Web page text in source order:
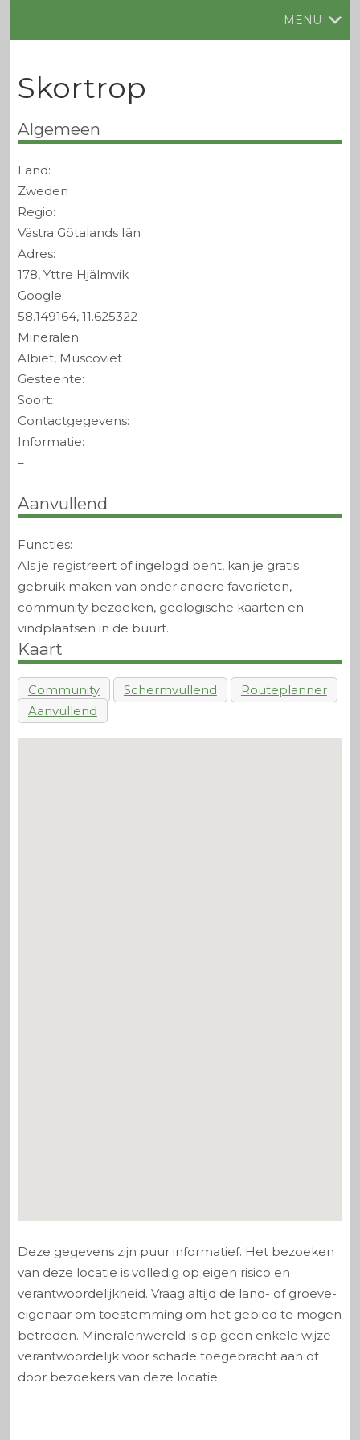
MENU
Skortrop
Algemeen
Land:
Zweden
Regio:
Västra Götalands Iän
Adres:
178, Yttre Hjälmvik
Google:
58.149164, 11.625322
Mineralen:
Albiet, Muscoviet
Gesteente:
Soort:
Contactgegevens:
Informatie:
–
Aanvullend
Functies:
Als je registreert of ingelogd bent, kan je gratis
gebruik maken van onder andere favorieten,
community bezoeken, geologische kaarten en
vindplaatsen in de buurt.
Kaart
Community Schermvullend
Routeplanner
Aanvullend
Deze gegevens zijn puur informatief. Het bezoeken
van deze locatie is volledig op eigen risico en
verantwoordelijkheid. Vraag altijd de land- of groeve-
eigenaar om toestemming om het gebied te mogen
betreden. Mineralenwereld is op geen enkele wijze
verantwoordelijk voor schade toegebracht aan of
door bezoekers van deze locatie.